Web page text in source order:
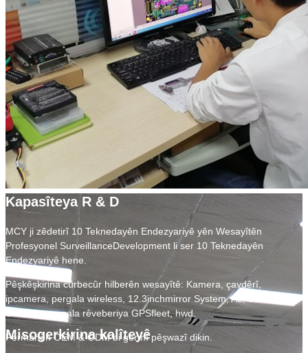
Kapasîteya R & D
MCY ji zêdetirî 10 Teknedayên Endezyariyê yên Wesayîtên
Profesyonel SurveillanceDevelopment li ser 10 Teknedayên
Endezyariyê hene.
Pêşkêşkirina cûrbecûr hilberên wesayîtê: Kamera, çavdêrî,
ipcamera, pergala wireless, 12.3inchmirror System, AL, 360
Sîstema, pergala rêveberiya GPSfleet, hwd.
Fermanên OEM & ODM bi germî pêşwazî dikin.
Misogerkirina kalîteyê